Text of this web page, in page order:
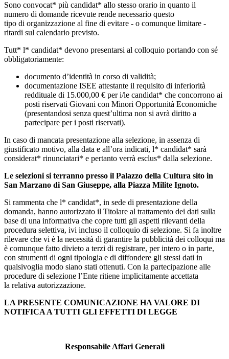
Sono convocat* più candidat* allo stesso orario in quanto il
numero di domande ricevute rende necessario questo
tipo di organizzazione al fine di evitare - o comunque limitare -
ritardi sul calendario previsto.
Tutt* l* candidat* devono presentarsi al colloquio portando con sé
obbligatoriamente:
documento d’identità in corso di validità;
documentazione ISEE attestante il requisito di inferiorità
reddituale di 15.000,00 € per i/le candidat* che concorrono ai
posti riservati Giovani con Minori Opportunità Economiche
(presentandosi senza quest’ultima non si avrà diritto a
partecipare per i posti riservati).
In caso di mancata presentazione alla selezione, in assenza di
giustificato motivo, alla data e all’ora indicati, l* candidat* sarà
considerat* rinunciatari* e pertanto verrà esclus* dalla selezione.
Le selezioni si terranno presso il Palazzo della Cultura sito in
San Marzano di San Giuseppe, alla Piazza Milite Ignoto.
Si rammenta che l* candidat*, in sede di presentazione della
domanda, hanno autorizzato il Titolare al trattamento dei dati sulla
base di una informativa che copre tutti gli aspetti rilevanti della
procedura selettiva, ivi incluso il colloquio di selezione. Si fa inoltre
rilevare che vi è la necessità di garantire la pubblicità dei colloqui ma
è comunque fatto divieto a terzi di registrare, per intero o in parte,
con strumenti di ogni tipologia e di diffondere gli stessi dati in
qualsivoglia modo siano stati ottenuti. Con la partecipazione alle
procedure di selezione l’Ente ritiene implicitamente accettata
la relativa autorizzazione.
LA PRESENTE COMUNICAZIONE HA VALORE DI
NOTIFICA A TUTTI GLI EFFETTI DI LEGGE
Responsabile Affari Generali